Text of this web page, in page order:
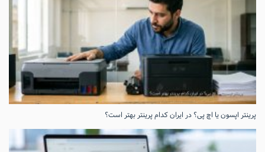
پرینتر اپسون یا اچ پی؟ در ایران کدام پرینتر بهتر است؟